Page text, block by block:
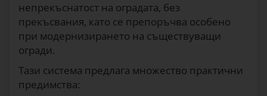
непрекъснатост на оградата, без
прекъсвания, като се препоръчва особено
при модернизирането на съществуващи
огради.
Тази система предлага множество практични
предимства: